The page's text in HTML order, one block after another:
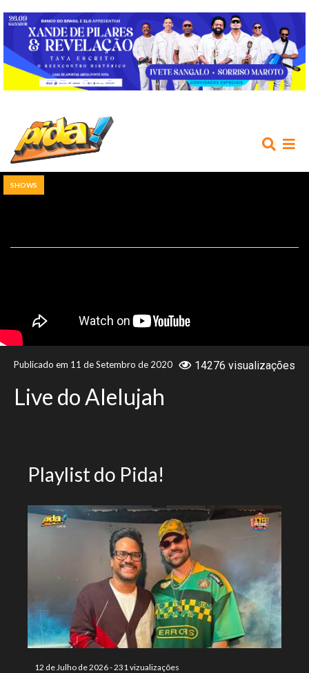
VÍDEOS
PROMOÇÕES
SHOWS
Publicado em 11 de Setembro de 2020 14276 visualizações
Live do Alelujah
Playlist do Pida!
12 de Julho de 2026-231 vizualizações